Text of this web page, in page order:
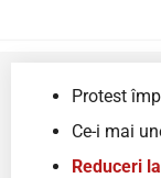
Protest
Ce-i mai
Reduceri